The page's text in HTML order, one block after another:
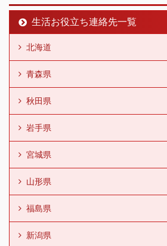
生活お役立ち連絡先一覧
北海道
青森県
秋田県
岩手県
宮城県
山形県
福島県
新潟県